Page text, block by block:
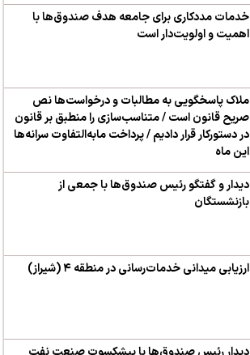
خدمات مددکاری برای جامعه هدف صندوق‌ها با
اهمیت و اولویت‌دار است
ملاک پاسخگویی به مطالبات و درخواست‌ها نص
صریح قانون است / متناسب‌سازی را منطبق بر قانون
در دستورکار قرار دادیم / پرداخت مابه‌التفاوت سرانه‌ها
این ماه
دیدار و گفتگو رئیس صندوق‌ها با جمعی از
بازنشستگان
ارزیابی میدانی خدمات‌رسانی در منطقه ۴ (شیراز)